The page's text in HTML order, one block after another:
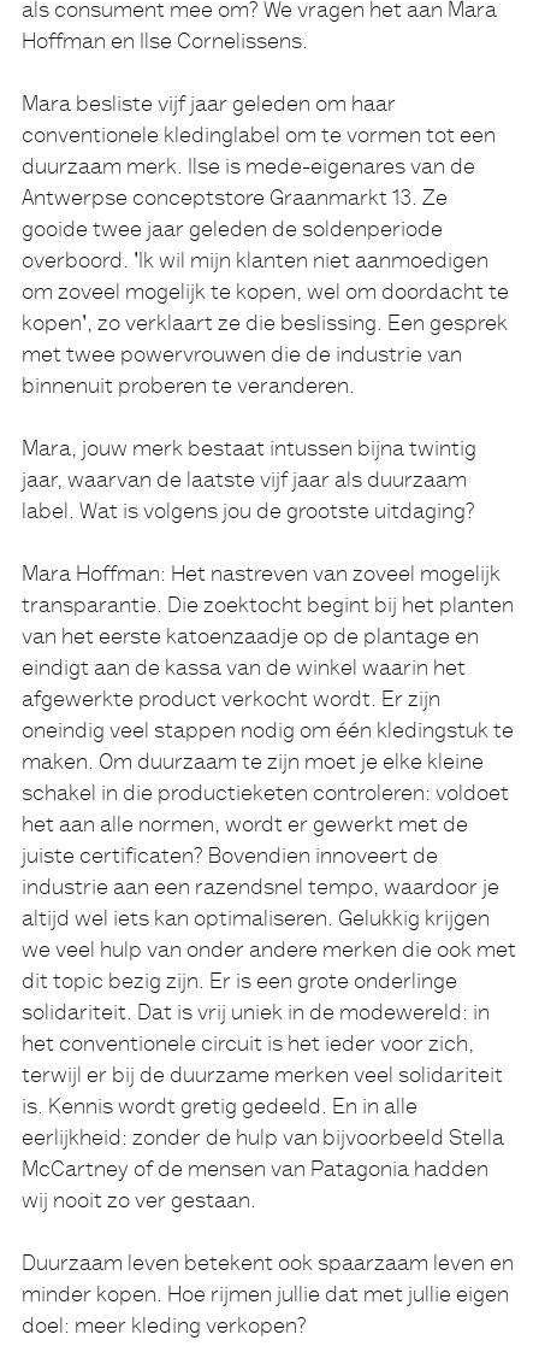
als consument mee om? We vragen het aan Mara
Hoffman en Ilse Cornelissens.
Mara besliste vijf jaar geleden om haar
conventionele kledinglabel om te vormen tot een
duurzaam merk. Ilse is mede-eigenares van de
Antwerpse conceptstore Graanmarkt 13. Ze
gooide twee jaar geleden de soldenperiode
overboord. 'Ik wil mijn klanten niet aanmoedigen
om zoveel mogelijk te kopen, wel om doordacht te
kopen', zo verklaart ze die beslissing. Een gesprek
met twee powervrouwen die de industrie van
binnenuit proberen te veranderen.
Mara, jouw merk bestaat intussen bijna twintig
jaar, waarvan de laatste vijf jaar als duurzaam
label. Wat is volgens jou de grootste uitdaging?
Mara Hoffman: Het nastreven van zoveel mogelijk
transparantie. Die zoektocht begint bij het planten
van het eerste katoenzaadje op de plantage en
eindigt aan de kassa van de winkel waarin het
afgewerkte product verkocht wordt. Er zijn
oneindig veel stappen nodig om één kledingstuk te
maken. Om duurzaam te zijn moet je elke kleine
schakel in die productieketen controleren: voldoet
het aan alle normen, wordt er gewerkt met de
juiste certificaten? Bovendien innoveert de
industrie aan een razendsnel tempo, waardoor je
altijd wel iets kan optimaliseren. Gelukkig krijgen
we veel hulp van onder andere merken die ook met
dit topic bezig zijn. Er is een grote onderlinge
solidariteit. Dat is vrij uniek in de modewereld: in
het conventionele circuit is het ieder voor zich,
terwijl er bij de duurzame merken veel solidariteit
is. Kennis wordt gretig gedeeld. En in alle
eerlijkheid: zonder de hulp van bijvoorbeeld Stella
McCartney of de mensen van Patagonia hadden
wij nooit zo ver gestaan.
Duurzaam leven betekent ook spaarzaam leven en
minder kopen. Hoe rijmen jullie dat met jullie eigen
doel: meer kleding verkopen?